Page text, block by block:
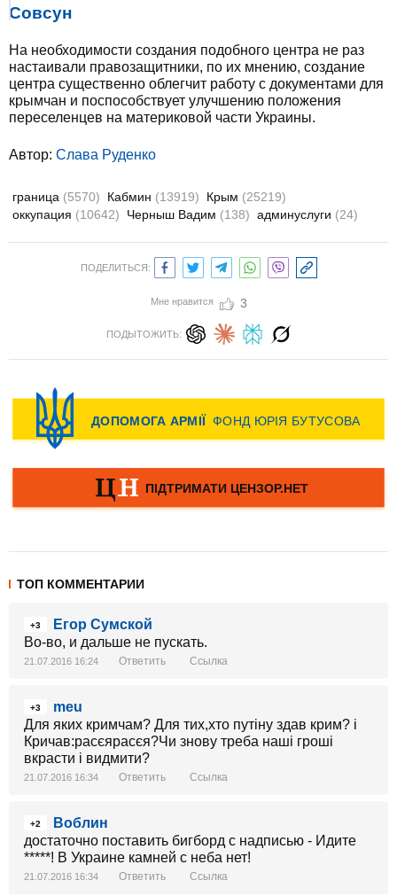
Совсун
На необходимости создания подобного центра не раз
настаивали правозащитники, по их мнению, создание
центра существенно облегчит работу с документами для
крымчан и поспособствует улучшению положения
переселенцев на материковой части Украины.
Автор: Слава Руденко
граница (5570) Кабмин (13919) Крым (25219)
оккупация (10642) Черныш Вадим (138) админуслуги (24)
ПОДЕЛИТЬСЯ:
Мне нравится 3
ПОДЫТОЖИТЬ:
ТОП КОММЕНТАРИИ
+3
Егор Сумской
Во-во, и дальше не пускать.
21.07.2016 16:24 Ответить Ссылка
+3
meu
Для яких кримчам? Для тих,хто путіну здав крим? і
Кричав:расєярасєя?Чи знову треба наші гроші
вкрасти і видмити?
21.07.2016 16:34 Ответить Ссылка
+2
Воблин
достаточно поставить бигборд с надписью - Идите
*****! В Украине камней с неба нет!
21.07.2016 16:34 Ответить Ссылка